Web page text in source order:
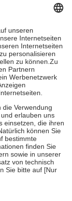
der Arzt ein
Regel die
als Zuzahlung
Höhe von zehn
fünf Euro
als die
Apotheken.
die
Euro je
Gesundheit
zu unterstützen,
18. Lebensjahr